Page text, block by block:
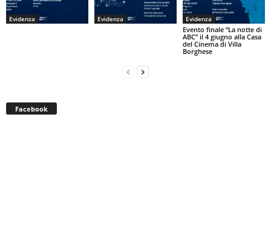
Evidenza Evidenza Evidenza
Evento finale “La notte di
ABC” il 4 giugno alla Casa
del Cinema di Villa
Borghese
Facebook